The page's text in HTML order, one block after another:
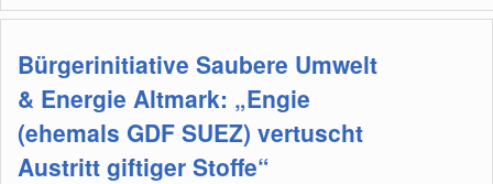
Bürgerinitiative Saubere Umwelt
& Energie Altmark: „Engie
(ehemals GDF SUEZ) vertuscht
Austritt giftiger Stoffe“